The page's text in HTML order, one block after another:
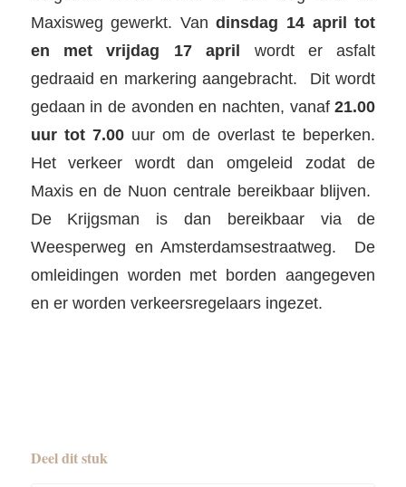
Maxisweg gewerkt. Van dinsdag 14 april tot
en met vrijdag 17 april wordt er asfalt
gedraaid en markering aangebracht. Dit wordt
gedaan in de avonden en nachten, vanaf21.00
uur tot 7.00uur om de overlast te beperken.
Het verkeer wordt dan omgeleid zodat de
Maxis en de Nuon centrale bereikbaar blijven.
De Krijgsman is dan bereikbaar via de
Weesperweg en Amsterdamsestraatweg. De
omleidingen worden met borden aangegeven
en er worden verkeersregelaars ingezet.
Deel dit stuk